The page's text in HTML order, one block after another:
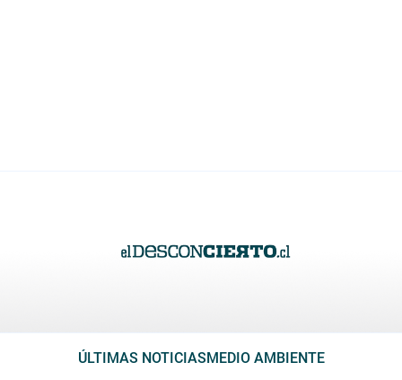
ÚLTIMAS NOTICIASMEDIO AMBIENTE